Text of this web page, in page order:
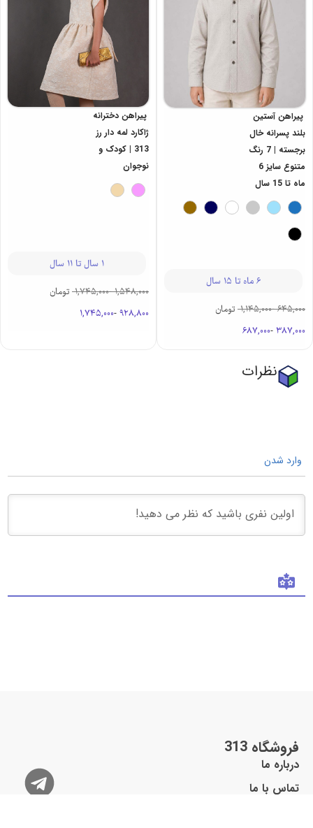
پیراهن آستین
بلند پسرانه خال
برجسته | 7 رنگ
متنوع سایز 6
ماه تا 15 سال
6 ماه تا 15 سال
645,000
-
1,145,000
387,000
-
687,000
تومان
پیراهن دخترانه
ژاکارد لمه دار رز
313 | کودک و
نوجوان
1 سال تا 11 سال
1,548,000
-
1,745,000
928,800
-
1,745,000
تومان
نظرات
وارد شدن
فروشگاه 313
درباره ما
تماس با ما